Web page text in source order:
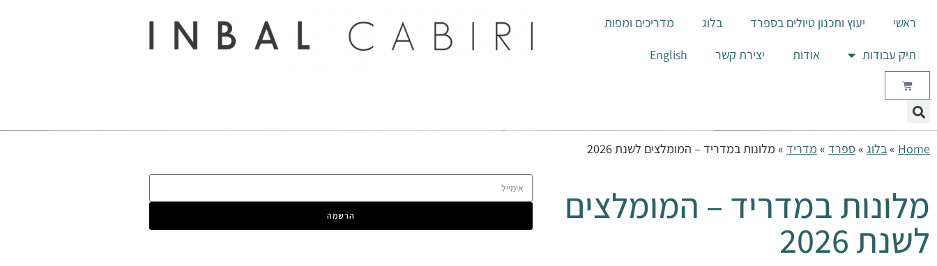
ראשי יעוץ ותכנון טיולים בספרד בלוג
מדריכים ומפות
תיק עבודות
אודות יצירת קשר English
Home
»בלוג »ספרד » מדריד » מלונות במדריד – המומלצים לשנת 2026
מלונות במדריד – המומלצים
לשנת 2026
הרשמה